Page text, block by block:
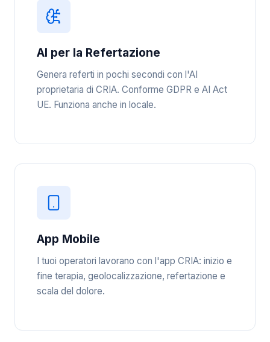
AI per la Refertazione
Genera referti in pochi secondi con l'AI
proprietaria di CRIA. Conforme GDPR e AI Act
UE. Funziona anche in locale.
App Mobile
I tuoi operatori lavorano con l'app CRIA: inizio e
fine terapia, geolocalizzazione, refertazione e
scala del dolore.